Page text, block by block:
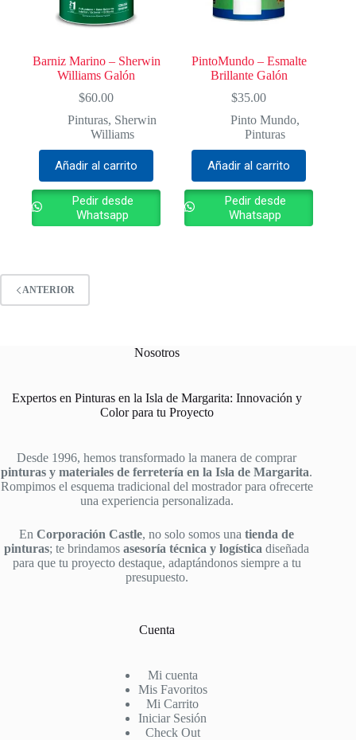
Barniz Marino – Sherwin
Williams Galón
$60.00
Pinturas, Sherwin
Williams
Añadir al carrito
Pedir desde
Whatsapp
PintoMundo – Esmalte
Brillante Galón
$35.00
Pinto Mundo,
Pinturas
Añadir al carrito
Pedir desde
Whatsapp
ANTERIOR
Nosotros
Expertos en Pinturas en la Isla de Margarita: Innovación y
Color para tu Proyecto
Desde 1996, hemos transformado la manera de comprar
pinturas y materiales de ferretería en la Isla de Margarita.
Rompimos el esquema tradicional del mostrador para ofrecerte
una experiencia personalizada.
EnCorporación Castle, no solo somos unatienda de
pinturas; te brindamosasesoría técnica y logística diseñada
para que tu proyecto destaque, adaptándonos siempre a tu
presupuesto.
Cuenta
Mi cuenta
Mis Favoritos
Mi Carrito
Iniciar Sesión
Check Out